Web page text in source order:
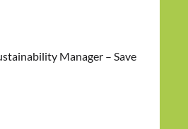
Manager – Save